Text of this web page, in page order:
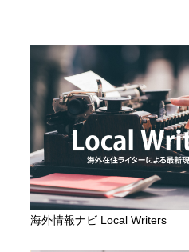
海外情報ナビ Local Writers